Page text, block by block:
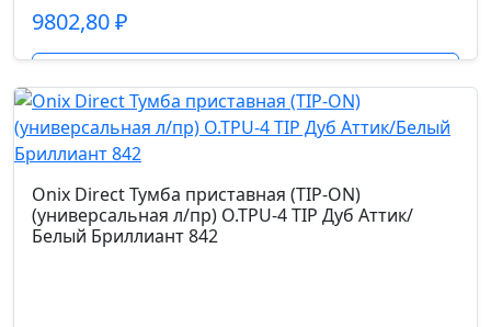
9802,80₽
Onix Direct Тумба приставная (TIP-ON)
(универсальная л/пр) O.TPU-4 TIP Дуб Аттик/
Белый Бриллиант 842